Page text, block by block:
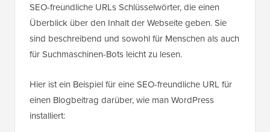
SEO-freundliche URLs Schlüsselwörter, die einen
Überblick über den Inhalt der Webseite geben. Sie
sind beschreibend und sowohl für Menschen als auch
für Suchmaschinen-Bots leicht zu lesen.
Hier ist ein Beispiel für eine SEO-freundliche URL für
einen Blogbeitrag darüber, wie man WordPress
installiert: